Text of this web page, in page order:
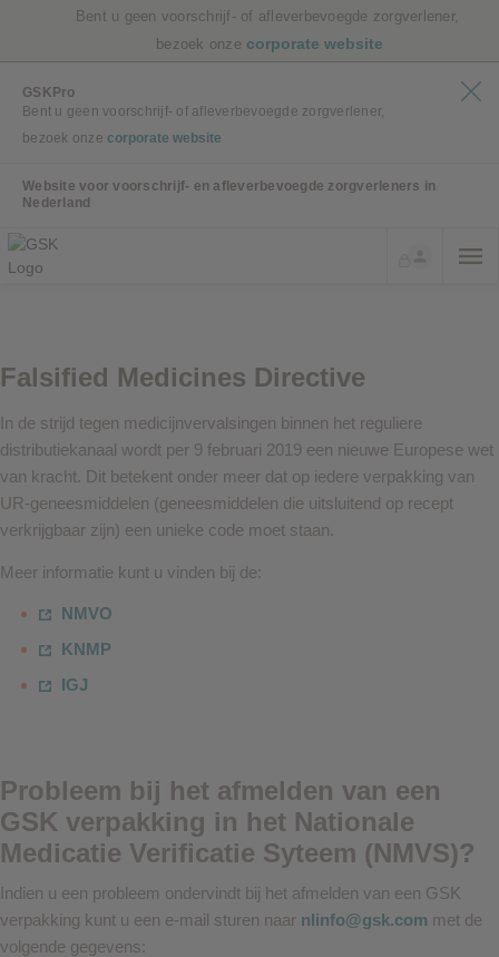
Bent u geen voorschrijf- of afleverbevoegde zorgverlener,
bezoek onze corporate website
GSKPro
Bent u geen voorschrijf- of afleverbevoegde zorgverlener,
bezoek onze corporate website
Website voor voorschrijf- en afleverbevoegde zorgverleners in
Nederland
Falsified Medicines Directive
In de strijd tegen medicijnvervalsingen binnen het reguliere
distributiekanaal wordt per 9 februari 2019 een nieuwe Europese wet
van kracht. Dit betekent onder meer dat op iedere verpakking van
UR-geneesmiddelen (geneesmiddelen die uitsluitend op recept
verkrijgbaar zijn) een unieke code moet staan.
Meer informatie kunt u vinden bij de:
NMVO
KNMP
IGJ
Probleem bij het afmelden van een
GSK verpakking in het Nationale
Medicatie Verificatie Syteem (NMVS)?
Indien u een probleem ondervindt bij het afmelden van een GSK
verpakking kunt u een e-mail sturen naar nlinfo@gsk.com met de
volgende gegevens: